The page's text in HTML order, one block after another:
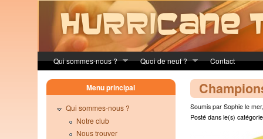
Qui sommes-nous ? Quoi de neuf ? Contact
Soumis par Sophie le
Posté dans le(s)
Menu principal
Qui sommes-nous ?
Notre club
Nous trouver